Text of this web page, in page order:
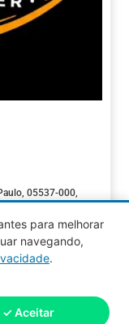
05537-000,
agora:
para melhorar
navegando,
.
✓ Aceitar